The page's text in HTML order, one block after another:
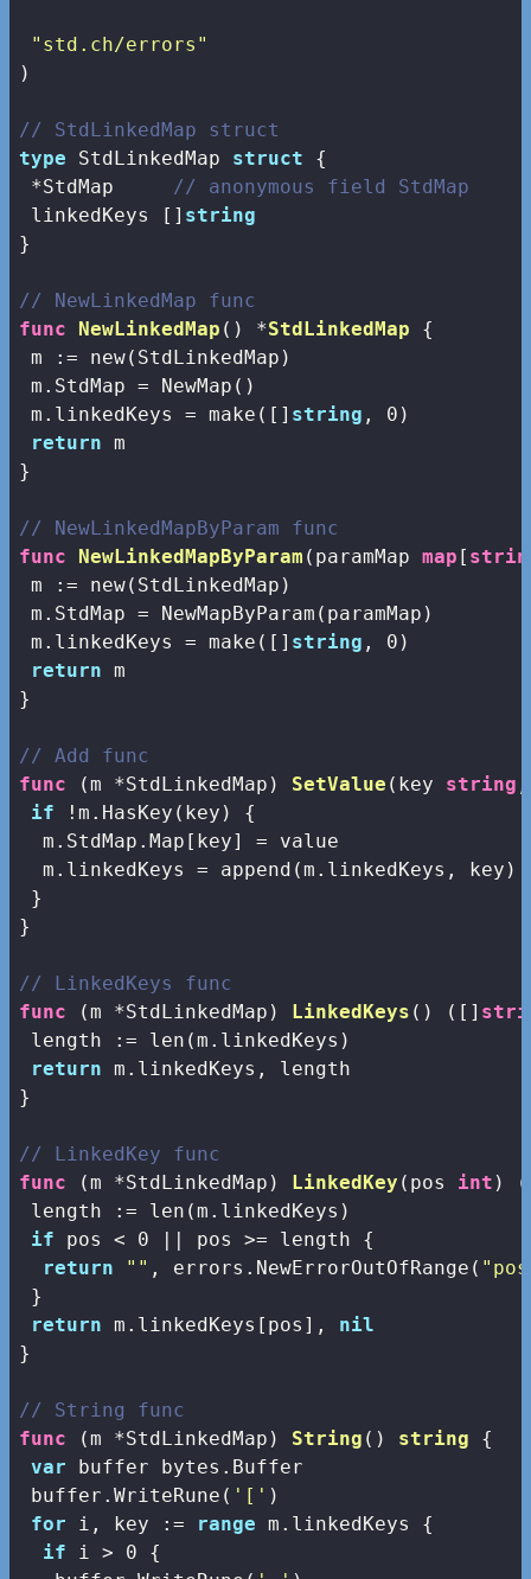
"std.ch/errors"
)
// StdLinkedMap struct
type StdLinkedMap struct {
*StdMap // anonymous field StdMap
linkedKeys [] string
}
// NewLinkedMap func
func
NewLinkedMap () *StdLinkedMap {
m := new(StdLinkedMap)
m.StdMap = NewMap()
m.linkedKeys = make ([] string , 0 )
return m
}
// NewLinkedMapByParam func
func
NewLinkedMapByParam (paramMap map [
m := new(StdLinkedMap)
m.StdMap = NewMapByParam(paramMap)
m.linkedKeys = make ([] string , 0 )
return m
}
// Add func
func
(m *StdLinkedMap) SetValue (key string
if !m.HasKey(key) {
  m.StdMap.Map[key] = value
  m.linkedKeys =
append (m.linkedKeys, key)
}
}
// LinkedKeys func
func
(m *StdLinkedMap) LinkedKeys () ([]
length := len (m.linkedKeys)
return m.linkedKeys, length
}
// LinkedKey func
func
(m *StdLinkedMap) LinkedKey (pos int ) (
length := len (m.linkedKeys)
if pos < 0 || pos >= length {
return
"" , errors.NewErrorOutOfRange(
}
return m.linkedKeys[pos], nil
}
// String func
func
(m *StdLinkedMap) String () string {
var buffer bytes.Buffer
buffer.WriteRune( '[' )
for i, key := range m.linkedKeys {
if i > 0 {